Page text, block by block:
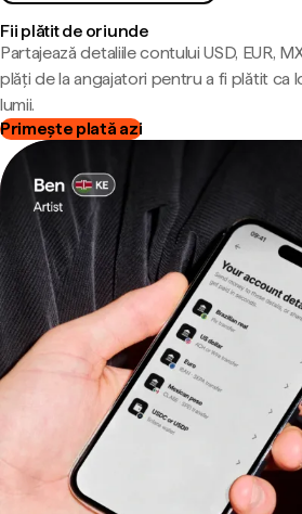
Fii plătit de oriunde
Partajează detaliile contului USD, EUR,
plăți de la angajatori pentru a fi plătit ca
lumii.
Primește plată azi